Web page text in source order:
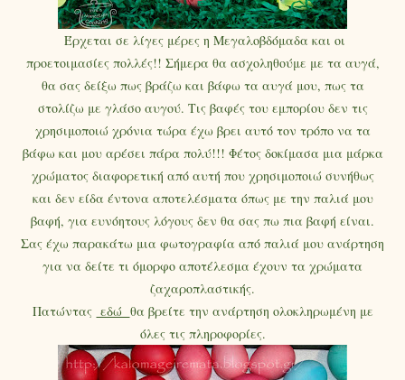
Έρχεται σε λίγες μέρες η Μεγαλοβδόμαδα και οι
προετοιμασίες πολλές!! Σήμερα θα ασχοληθούμε με τα αυγά,
θα σας δείξω πως βράζω και βάφω τα αυγά μου, πως τα
στολίζω με γλάσο αυγού. Τις βαφές του εμπορίου δεν τις
χρησιμοποιώ χρόνια τώρα έχω βρει αυτό τον τρόπο να τα
βάφω και μου αρέσει πάρα πολύ!!! Φέτος δοκίμασα μια μάρκα
χρώματος διαφορετική από αυτή που χρησιμοποιώ συνήθως
και δεν είδα έντονα αποτελέσματα όπως με την παλιά μου
βαφή, για ευνόητους λόγους δεν θα σας πω πια βαφή είναι.
Σας έχω παρακάτω μια φωτογραφία από παλιά μου ανάρτηση
για να δείτε τι όμορφο αποτέλεσμα έχουν τα χρώματα
ζαχαροπλαστικής.
Πατώντας εδώ θα βρείτε την ανάρτηση ολοκληρωμένη με
όλες τις πληροφορίες.